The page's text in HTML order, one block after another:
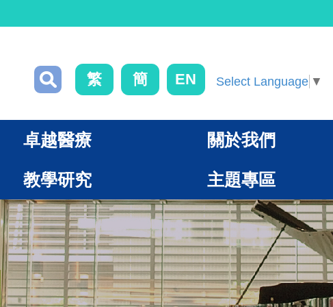
繁 簡 EN Select Language ▼
卓越醫療 關於我們
教學研究 主題專區